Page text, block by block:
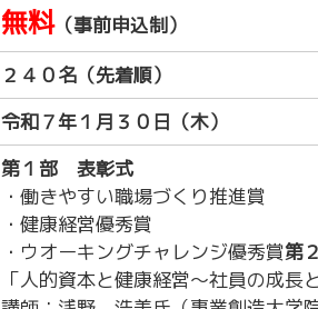
無料（事前申込制）
２４０名（先着順）
令和７年１月３０日（木）
第１部 表彰式
・働きやすい職場づくり推進賞
・健康経営優秀賞
・ウオーキングチャレンジ優秀賞第
「人的資本と健康経営～社員の成長